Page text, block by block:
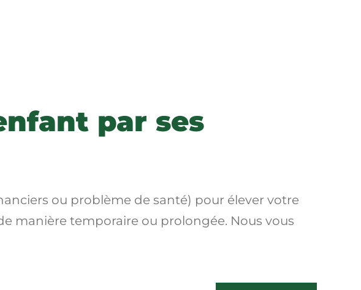
par ses
ou problème de santé) pour élever votre
manière temporaire ou prolongée. Nous vous